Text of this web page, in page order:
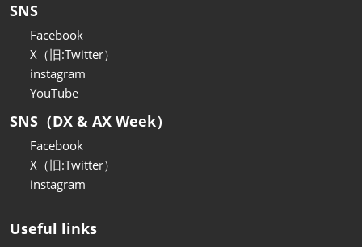
SNS
Facebook
X（旧:Twitter）
instagram
YouTube
SNS（DX & AX Week）
Facebook
X（旧:Twitter）
instagram
Useful links